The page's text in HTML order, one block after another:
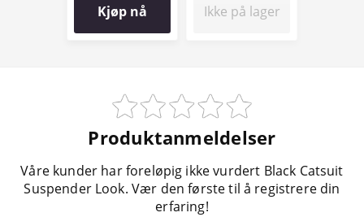
Kjøp nå Ikke på lager
Produktanmeldelser
Våre kunder har foreløpig ikke vurdert Black Catsuit
Suspender Look. Vær den første til å registrere din
erfaring!